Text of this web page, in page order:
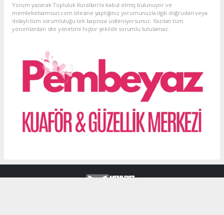
Yorum yazarak Topluluk Kuralları’nı kabul etmiş bulunuyor ve
memleketsamsun.com sitesine yaptığınız yorumunuzla ilgili doğrudan veya
dolaylı tüm sorumluluğu tek başınıza üstleniyorsunuz. Yazılan tüm
yorumlardan site yönetimi hiçbir şekilde sorumlu tutulamaz.